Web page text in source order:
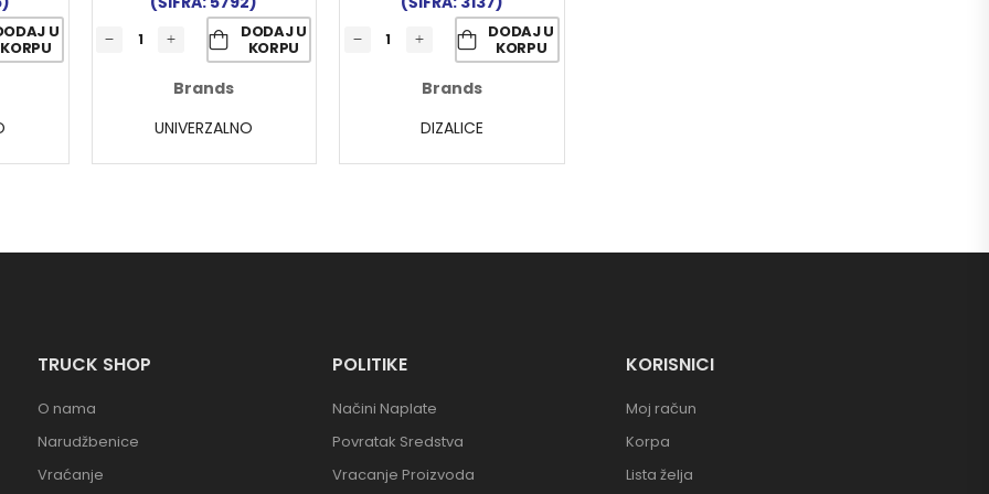
U
KORPU
DODAJ U
KORPU
Brands
UNIVERZALNO
DODAJ U
KORPU
Brands
DIZALICE
TRUCK SHOP
O nama
Narudžbenice
Vraćanje
POLITIKE
Načini Naplate
Povratak Sredstva
Vracanje Proizvoda
KORISNICI
Moj račun
Korpa
Lista želja